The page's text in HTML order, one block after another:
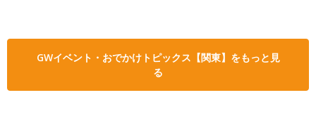
GWイベント・おでかけトピックス【関東】をもっと見
る